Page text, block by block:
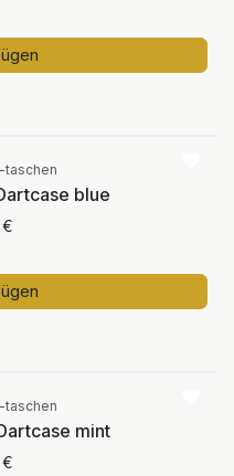
taschen
blue
€
taschen
mint
€